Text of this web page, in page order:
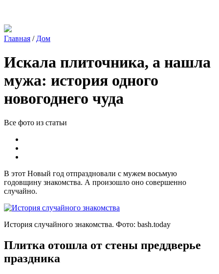
Главная / Дом
Искала плиточника, а нашла
мужа: история одного
новогоднего чуда
Все фото из статьи
В этот Новый год отпраздновали с мужем восьмую
годовщину знакомства. А произошло оно совершенно
случайно.
История случайного знакомства. Фото: bash.today
Плитка отошла от стены преддверье
праздника